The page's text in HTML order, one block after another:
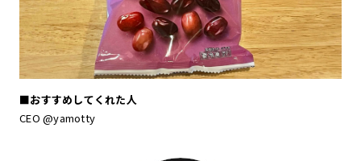
■おすすめしてくれた人
CEO @yamotty